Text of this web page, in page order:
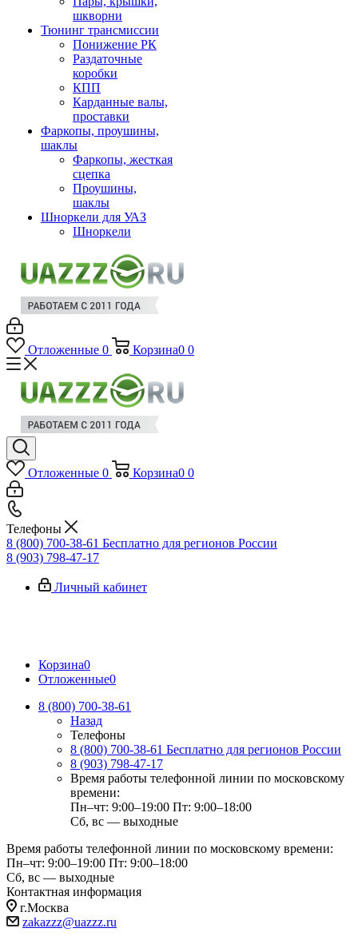
шкворни
Тюнинг трансмиссии
Понижение РК
Раздаточные
коробки
КПП
Карданные валы,
проставки
Фаркопы, проушины,
шаклы
Фаркопы, жесткая
сцепка
Проушины,
шаклы
Шноркели для УАЗ
Шноркели
Отложенные 0 Корзина0 0
Отложенные 0 Корзина0 0
Телефоны
8 (800) 700-38-61 Бесплатно для регионов России
8 (903) 798-47-17
Личный кабинет
Корзина0
Отложенные0
8 (800) 700-38-61
Назад
Телефоны
8 (800) 700-38-61 Бесплатно для регионов России
8 (903) 798-47-17
Время работы телефонной линии по московскому
времени:
Пн–чт: 9:00–19:00 Пт: 9:00–18:00
Сб, вс — выходные
Время работы телефонной линии по московскому времени:
Пн–чт: 9:00–19:00 Пт: 9:00–18:00
Сб, вс — выходные
Контактная информация
г.Москва
zakazzz@uazzz.ru